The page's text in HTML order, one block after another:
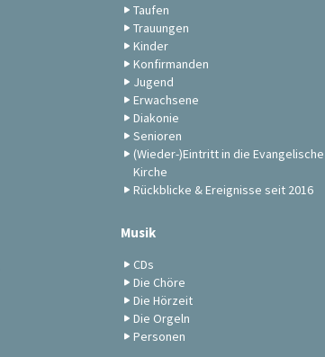
Taufen
Trauungen
Kinder
Konfirmanden
Jugend
Erwachsene
Diakonie
Senioren
(Wieder-)Eintritt in die Evangelische
Kirche
Rückblicke & Ereignisse seit 2016
Musik
CDs
Die Chöre
Die Hörzeit
Die Orgeln
Personen